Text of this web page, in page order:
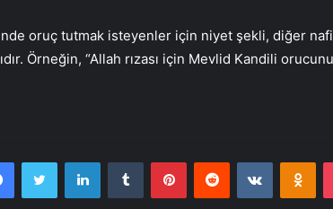
oruç tutmak isteyenler için niyet şekli, diğer
Örneğin, “Allah rızası için Mevlid Kandili
FacebookTwitter LinkedInTumblr PinterestReddit VKontakte